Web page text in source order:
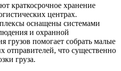
краткосрочное хранение
центрах.
оснащены системами
и охранной
грузов помогает собрать малые
отправителей, что существенно
груза.